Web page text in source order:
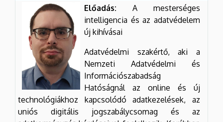
Előadás: A mesterséges
intelligencia és az adatvédelem
új kihívásai
Adatvédelmi szakértő, aki a
Nemzeti Adatvédelmi és
Információszabadság
Hatóságnál az online és új
technológiákhoz kapcsolódó adatkezelések, az
uniós digitális jogszabálycsomag és az